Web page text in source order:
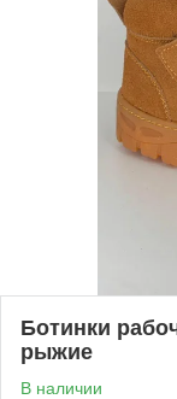
Ботинки
рыжие
В наличии